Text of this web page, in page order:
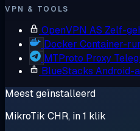
VPN & TOOLS
OpenVPN AS Zelf-
Docker Container-
MTProto Proxy
BlueStacks Android-
Meest geïnstalleerd
MikroTik CHR, in 1 klik